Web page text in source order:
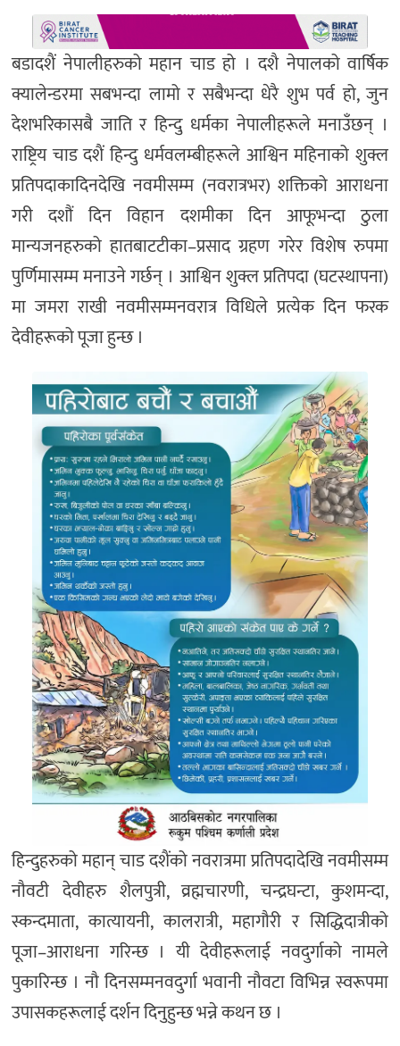
बडादशैं नेपालीहरुको महान चाड हो । दशै नेपालको वार्षिक
क्यालेन्डरमा सबभन्दा लामो र सबैभन्दा धेरै शुभ पर्व हो,जुन
देशभरिकासबै जाति र हिन्दु धर्मका नेपालीहरूले मनाउँछन् ।
राष्ट्रियचाडदशैंहिन्दु धर्मवलम्बीहरूले आश्विनमहिनाको शुक्ल
प्रतिपदाकादिनदेखि नवमीसम्म(नवरात्रभर)शक्तिको आराधना
गरी दशौं दिन विहान दशमीका दिन आफूभन्दा ठुला
मान्यजनहरुको हातबाटटीका–प्रसाद ग्रहण गरेर विशेष रुपमा
पुर्णिमासम्ममनाउनेगर्छन् । आश्विनशुक्लप्रतिपदा(घटस्थापना)
मा जमरा राखी नवमीसम्मनवरात्र विधिले प्रत्येक दिन फरक
देवीहरूकोपूजाहुन्छ ।
हिन्दुहरुकोमहान्चाडदशैंकोनवरात्रमाप्रतिपदादेखिनवमीसम्म
नौवटी देवीहरु शैलपुत्री,व्रह्मचारणी,चन्द्रघन्टा,कुशमन्दा,
स्कन्दमाता,कात्यायनी,कालरात्री,महागौरी र सिद्धिदात्रीको
पूजा–आराधना गरिन्छ । यी देवीहरूलाई नवदुर्गाको नामले
पुकारिन्छ । नौदिनसम्मनवदुर्गाभवानीनौवटाविभिन्नस्वरूपमा
उपासकहरूलाईदर्शनदिनुहुन्छभन्नेकथनछ ।